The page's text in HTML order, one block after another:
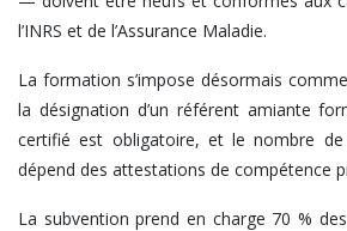
l’INRS et de l’Assurance Maladie.
La formation s’impose désormais
la désignation d’un référent amiante
certifié est obligatoire, et le nombre de
dépend des attestations de compétence
La subvention prend en charge 70 %